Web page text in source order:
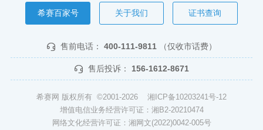
希赛百家号 关于我们 证书查询
售前电话： 400-111-9811 （仅收市话费）
售后投诉： 156-1612-8671
希赛网 版权所有 ©2001-2026 湘ICP备10203241号-12
增值电信业务经营许可证：湘B2-20210474
网络文化经营许可证：湘网文(2022)0042-005号